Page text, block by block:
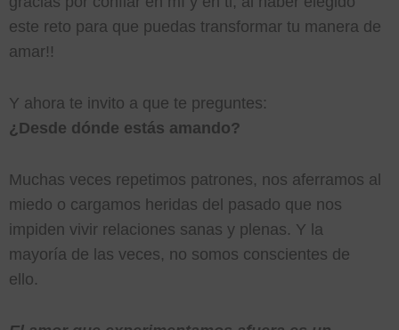
este reto para que puedas transformar tu manera de
amar!!
Y ahora te invito a que te preguntes:
¿Desde dónde estás amando?
Muchas veces repetimos patrones, nos aferramos al
miedo o cargamos heridas del pasado que nos
impiden vivir relaciones sanas y plenas. Y la
mayoría de las veces, no somos conscientes de
ello.